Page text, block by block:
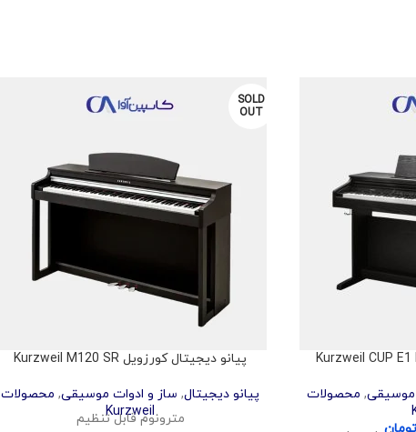
موسیقی, محصولات
SOLD
OUT
پیانو دیجیتال کورزویل Kurzweil M120 SR
پیانو دیجیتال, ساز و ادوات موسیقی, محصولات
Kurzweil
مترونوم قابل تنظیم